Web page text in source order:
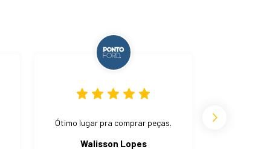
Ótimo lugar pra comprar peças.
Walisson Lopes